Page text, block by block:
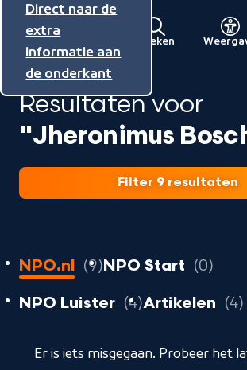
Direct naar de
inhoud
Direct naar de
hoofdnavigatie
Direct naar de
extra
informatie aan
de onderkant
Menu
Naar
de
beginpagina
van
NPO
Zoeken
Resultaten voor
"Jheronimus
Filter 9 resultaten
9
resultaten
geladen
NPO.nl 9 resultaten
NPO Start 0
NPO Luister
4 resultaten
Artikelen 4
Er is iets misgegaan. Probeer het